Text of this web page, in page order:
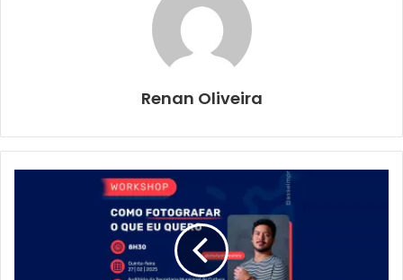
Renan Oliveira